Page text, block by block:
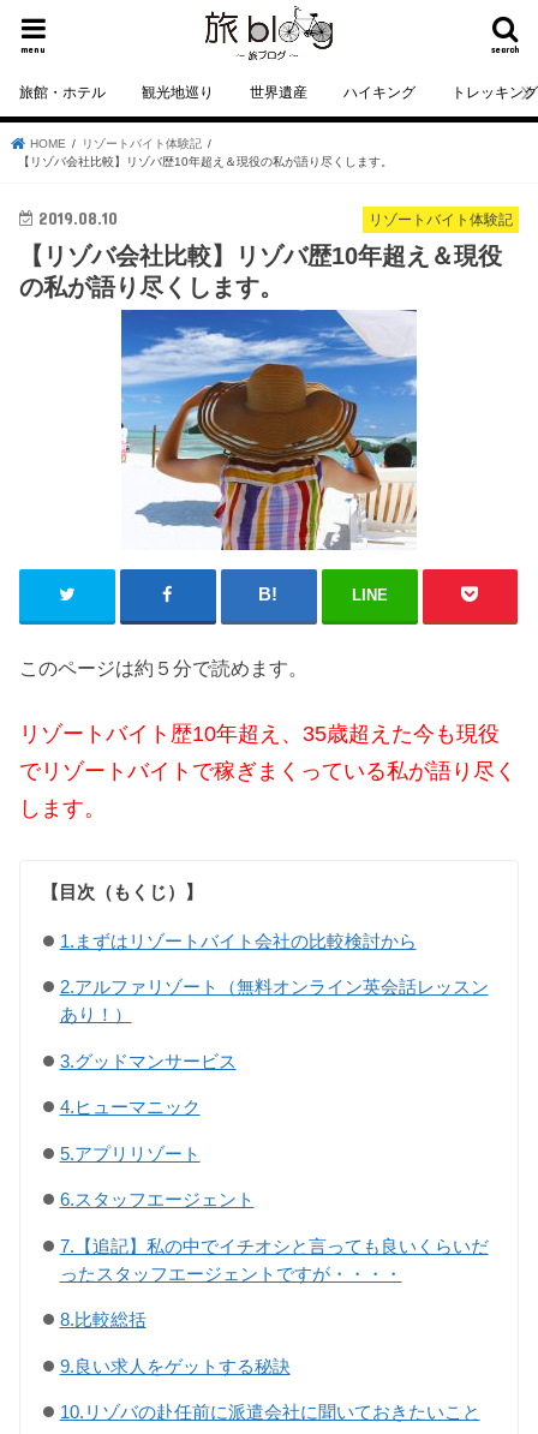
search
menu
旅館・ホテル 観光地巡り 世界遺産 ハイキング トレッキング
HOME
リゾートバイト体験記
【リゾバ会社比較】リゾバ歴10年超え＆現役の私が語り尽くします。
リゾートバイト体験記
2019.08.10
【リゾバ会社比較】リゾバ歴10年超え＆現役
の私が語り尽くします。
LINE
このページは約５分で読めます。
リゾートバイト歴10年超え、35歳超えた今も現役
でリゾートバイトで稼ぎまくっている私が語り尽く
します。
【目次（もくじ）】
1.まずはリゾートバイト会社の比較検討から
2.アルファリゾート（無料オンライン英会話レッスン
あり！）
3.グッドマンサービス
4.ヒューマニック
5.アプリリゾート
6.スタッフエージェント
7.【追記】私の中でイチオシと言っても良いくらいだ
ったスタッフエージェントですが・・・・
8.比較総括
9.良い求人をゲットする秘訣
10.リゾバの赴任前に派遣会社に聞いておきたいこと